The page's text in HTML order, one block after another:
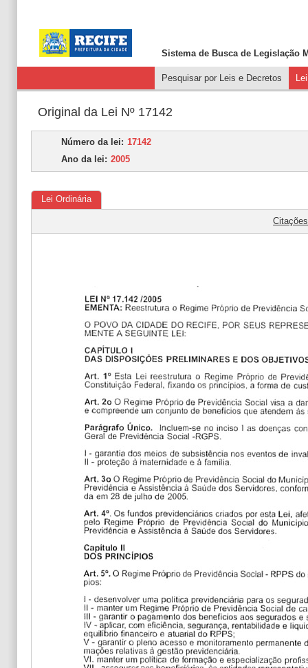
Sistema de Busca de Legislação
Pesquisar por Leis e Decretos
Original da Lei Nº 17142
Número da lei: 17142
Ano da lei: 2005
Lei Ordinária
Citações